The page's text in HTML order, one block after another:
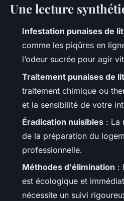
Meilleurs
éliminer les
Paris
19/05/2026 18:36 9 min
Une lecture
Infestation punaises de lit
comme les piqûres en
l’odeur sucrée pour agir
Traitement punaises de lit
traitement chimique ou
et la sensibilité de votre
Éradication nuisibles : La
de la préparation du
professionnelle.
Méthodes d'élimination :
est écologique et
nécessite un suivi